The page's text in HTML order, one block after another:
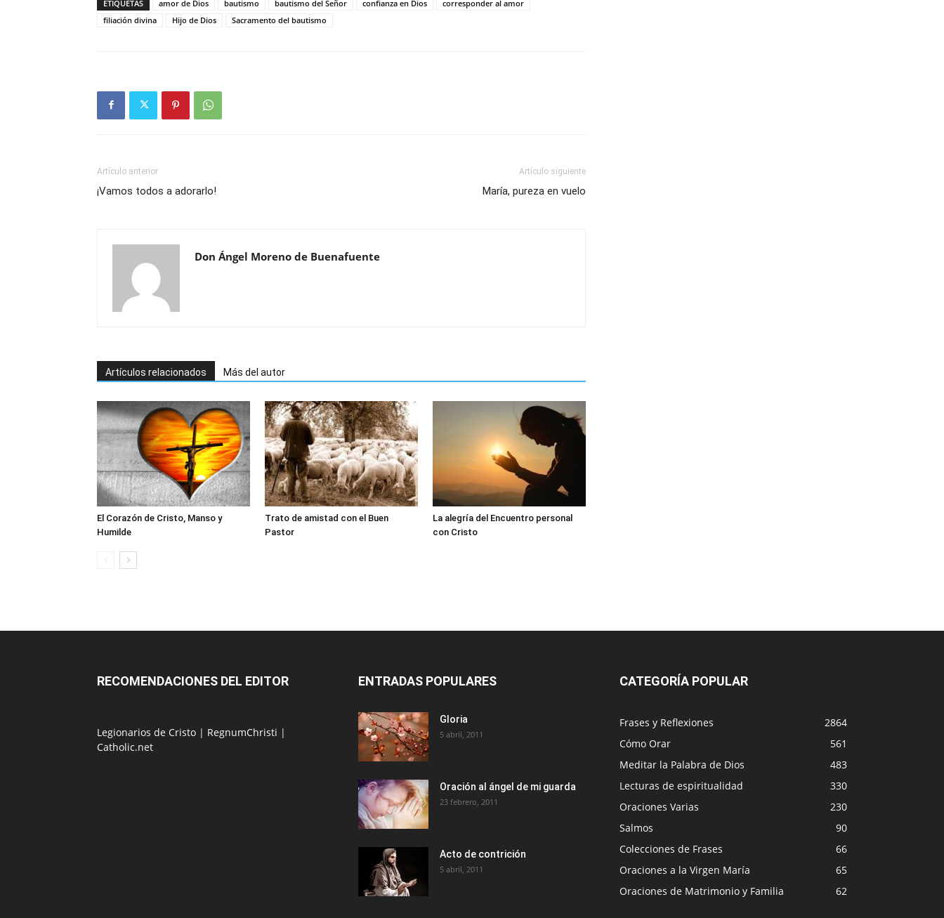
ETIQUETAS amor de Dios bautismo bautismo del Señor confianza en Dios
corresponder al amor
filiación divina
Hijo de Dios Sacramento del bautismo
Artículo anterior
¡Vamos todos a adorarlo!
Artículo siguiente
María, pureza en vuelo
Don Ángel Moreno de Buenafuente
Artículos relacionados Más del autor
El Corazón de Cristo, Manso y
Humilde
Trato de amistad con el Buen
Pastor
La alegría del Encuentro personal
con Cristo
RECOMENDACIONES DEL EDITOR
Legionarios de Cristo | RegnumChristi |
Catholic.net
ENTRADAS POPULARES
Gloria
5 abril, 2011
Oración al ángel de mi guarda
23 febrero, 2011
Acto de contrición
5 abril, 2011
CATEGORÍA POPULAR
Frases y Reflexiones
2864
Cómo Orar
561
Meditar la Palabra de Dios
483
Lecturas de espiritualidad
330
Oraciones Varias
230
Salmos
90
Colecciones de Frases
66
Oraciones a la Virgen María
65
Oraciones de Matrimonio y Familia
62